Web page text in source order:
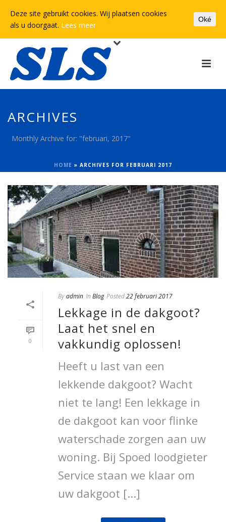
ARCHIVES
Monthly Archive for: "februari, 2017"
HOME » ARCHIVES FOR FEBRUARI 2017
0
Byadmin In Blog Posted22 februari 2017
Lekkage in de dakgoot?
Laat het snel en
vakkundig oplossen!
Heeft u last van een
lekkende dakgoot? Wacht
niet te lang! Een lekkage in
de dakgoot kan voor flinke
waterschade zorgen aan uw
woning. Bij Spoed loodgieter
Service staan we klaar om
uw dakgoot [...]
Deze site gebruikt cookies. Wij plaatsen cookies
als u doorgaat. Lees meer
Oké